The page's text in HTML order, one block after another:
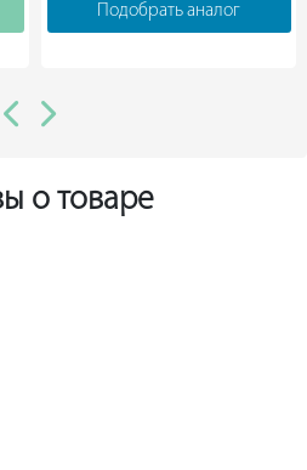
Подобрать аналог
о товаре